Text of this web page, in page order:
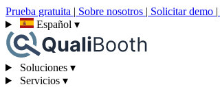
Prueba gratuita | Sobre nosotros | Solicitar demo |
Español ▾
Soluciones ▾
Servicios ▾